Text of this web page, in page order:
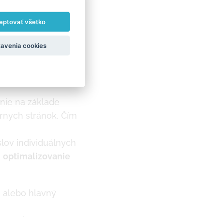
domovskej stránky
na základe
stránok. Čím
individuálnych
optimalizovanie
alebo hlavný
všetko
cookies